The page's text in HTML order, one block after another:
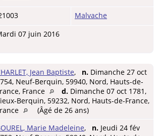
Malvache
07 juin 2016
Jean Baptiste, n. Dimanche 27 oct
Neuf-Berquin, 59940, Nord, Hauts-de-
France
d. Dimanche 07 oct 1781,
Berquin, 59232, Nord, Hauts-de-France,
(Âgé de 26 ans)
Marie Madeleine, n. Jeudi 24 fév